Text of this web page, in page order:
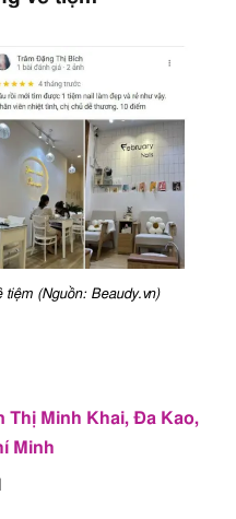
(Nguồn: Beaudy.vn)
Thị Minh Khai, Đa Kao,
Minh